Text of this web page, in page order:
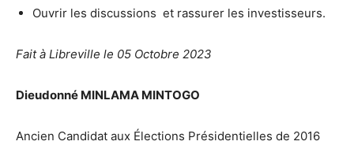
Ouvrir les discussions et rassurer les investisseurs.
Fait à Libreville le 05 Octobre 2023
Dieudonné MINLAMA MINTOGO
Ancien Candidat aux Élections Présidentielles de 2016